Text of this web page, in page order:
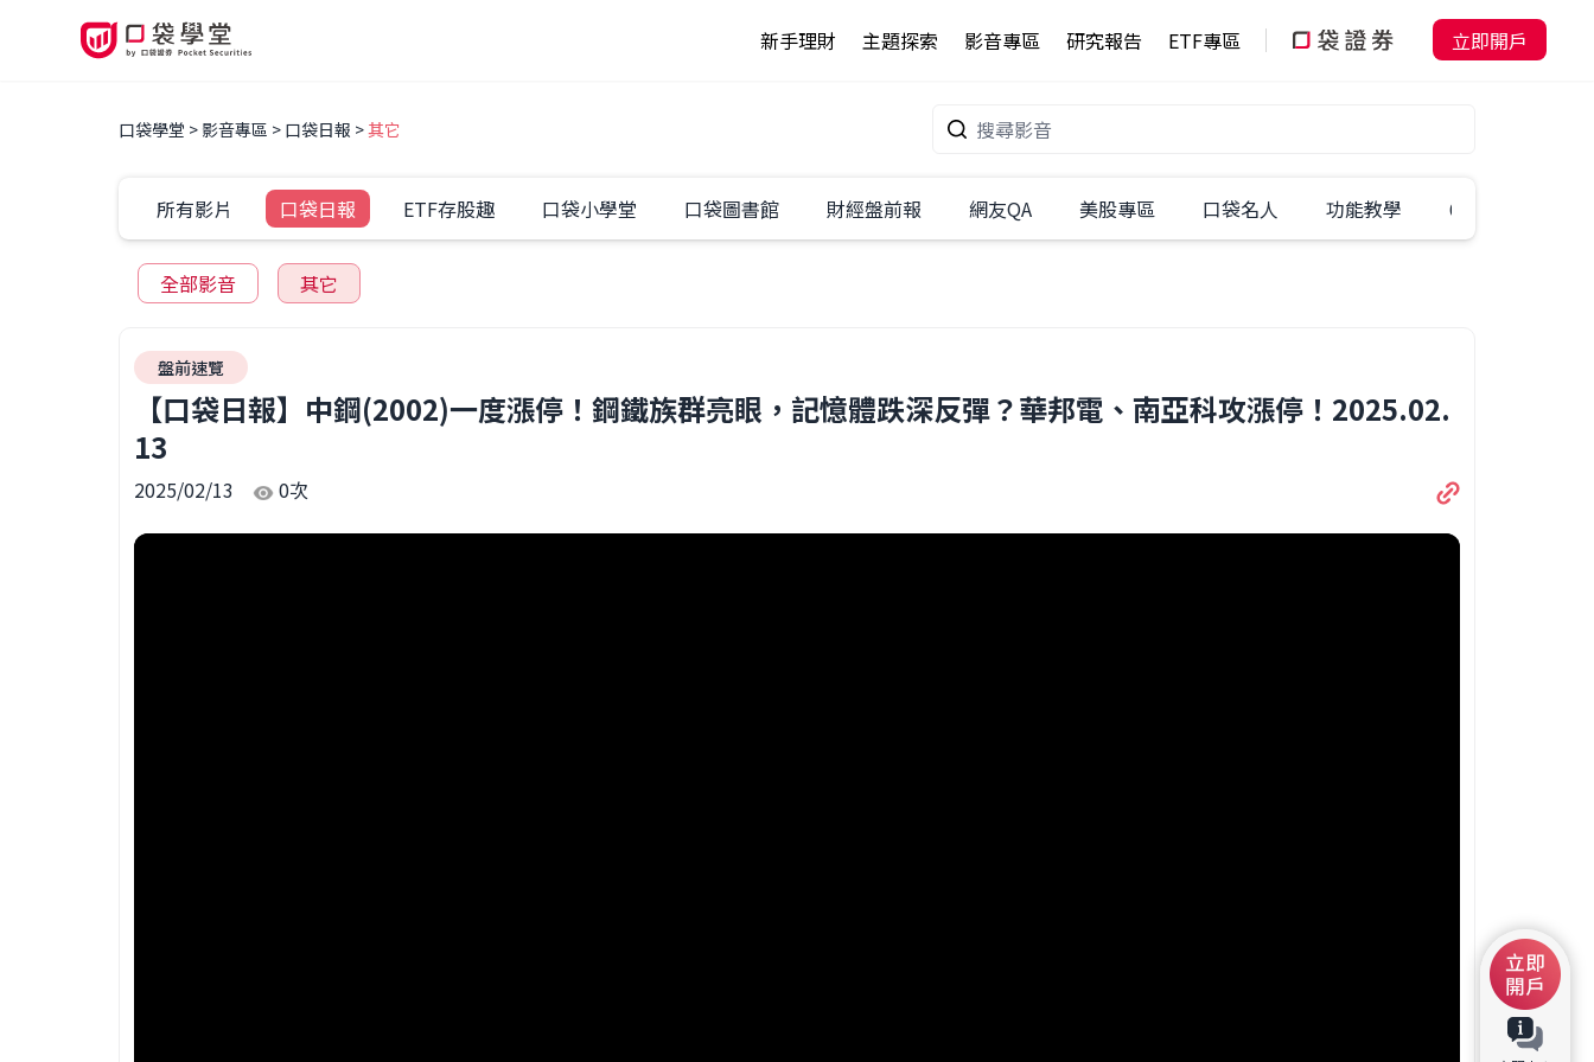
新手理財 主題探索 影音專區 研究報告 ETF專區 立即開戶
口袋學堂 影音專區 口袋日報 其它
所有影片 口袋日報 ETF存股趣 口袋小學堂 口袋圖書館 財經盤前報 網友QA 美股專區 口袋名人 功能教學 60秒學一招
全部影音 其它
盤前速覽
【口袋日報】中鋼(2002)一度漲停！鋼鐵族群亮眼，記憶體跌深反彈？華邦電、南亞科攻漲停！2025.02.
13
2025/02/13 0次